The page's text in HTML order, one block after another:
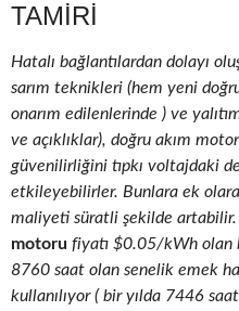
TAMIRI
Hatalı bağlantılardan dolayı
sarım teknikleri (hem yeni
onarım edilenlerinde ) ve
ve açıklıklar), doğru akım
güvenilirliğini tıpkı voltajdaki
etkileyebilirler. Bunlara ek
maliyeti süratli şekilde
motoru fiyatı $0.05/kWh olan
8760 saat olan senelik emek
kullanılıyor ( bir yılda 7446